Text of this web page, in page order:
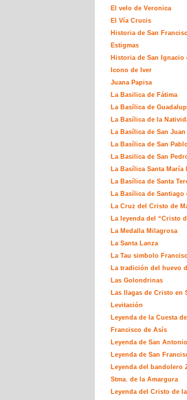
El velo de Veronica
El Vía Crucis
Historia de San
Estigmas
Historia de San Ignacio
Icono de Iver
Juana Papisa
La Basilica de Fátima
La Basílica de
La Basílica de la
La Basílica de San
La Basílica de San
La Basilica de San
La Basílica Santa María
La Basílica de Santa
La Basílica de Santiago
La Cruz del Cristo de
La leyenda del “Cristo
La Medalla Milagrosa
La Santa Lanza
La Tau simbolo
La tradición del huevo
Las Golondrinas
Las llagas de Cristo en
Levitación
Leyenda de la Cuesta
Francisco de Asís
Leyenda de San
Leyenda de San
Leyenda del bandolero
Stma. de la Amargura
Leyenda del Cristo de